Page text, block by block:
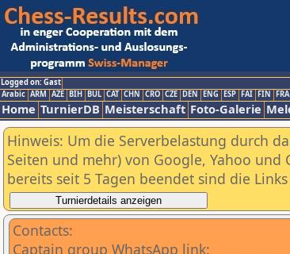
Logged on: Gast
Arabic ARM AZE BIH BUL CAT CHN CRO CZE DEN ENG ESP FAI FIN FRA
Home TurnierDB Meisterschaft Foto-Galerie
Hinweis: Um die Serverbelastung durch
Seiten und mehr) von Google, Yahoo
bereits seit 5 Tagen beendet sind die
Contacts:
Captain group WhatsApp link: